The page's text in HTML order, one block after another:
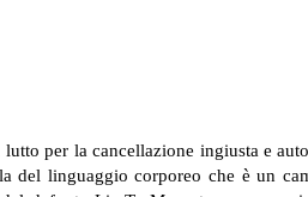
per la cancellazione ingiusta e
del linguaggio corporeo che è un